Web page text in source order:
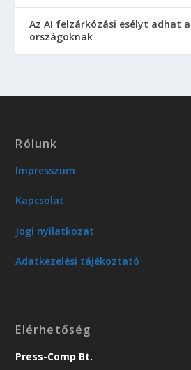
Az AI felzárkózási esélyt adhat
országoknak
Rólunk
Impresszum
Kapcsolat
Jogi nyilatkozat
Adatkezelési tájékoztató
Elérhetőség
Press-Comp Bt.